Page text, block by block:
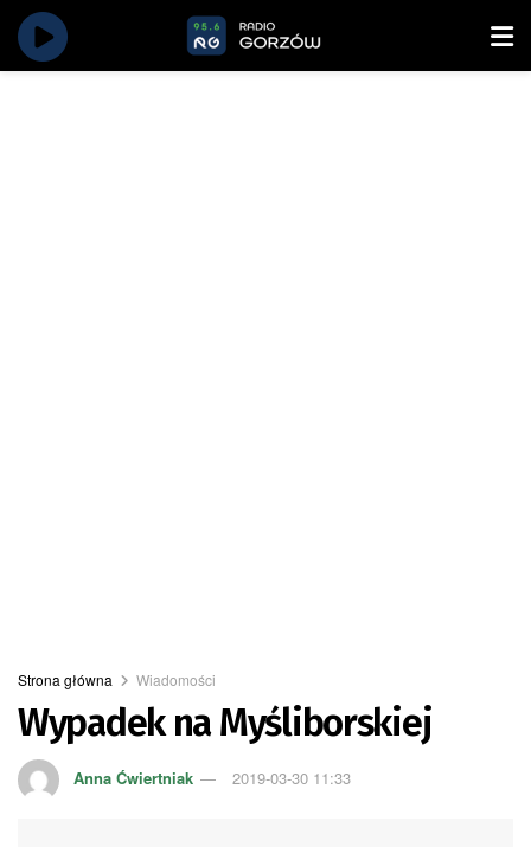
Strona główna Wiadomości
Wypadek na Myśliborskiej
Anna Ćwiertniak 2019-03-30 11:33